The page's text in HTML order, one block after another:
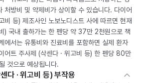
처방비 및 약제비가 상이할 수 있습니다. 다이어
비 등) 제조사인 노보노디스트 사에 따르면 현재
) 국내 출하가는 한 펜당 약 37만 2천원으로 책
에서는 유통비와 진료비를 포함하면 실제 환자
어트 주사제 (삭센다 · 위고비 등) 한 펜당 80만
것으로 예상됩니다.
다 · 위고비 등) 부작용